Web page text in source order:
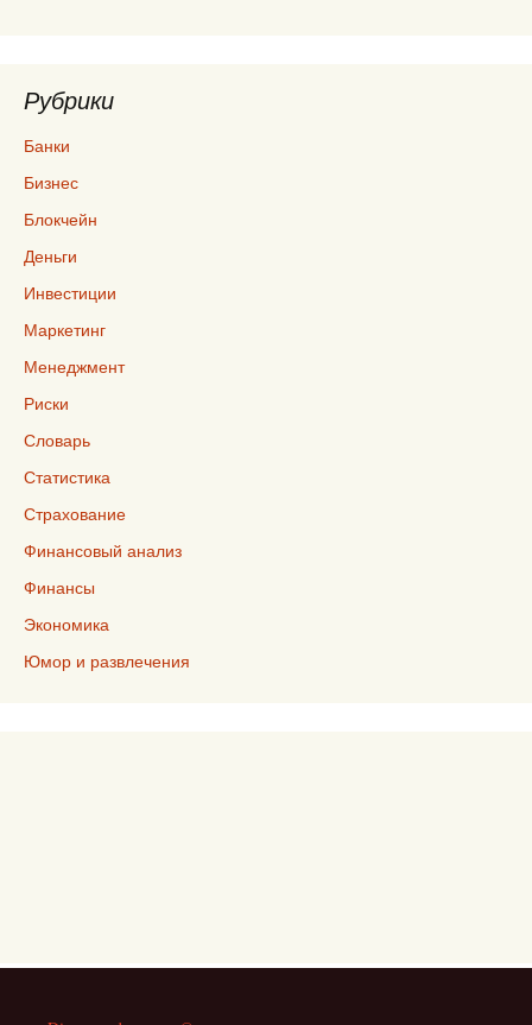
Рубрики
Банки
Бизнес
Блокчейн
Деньги
Инвестиции
Маркетинг
Менеджмент
Риски
Словарь
Статистика
Страхование
Финансовый анализ
Финансы
Экономика
Юмор и развлечения